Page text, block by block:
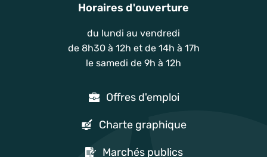
Horaires d'ouverture
du lundi au vendredi
de 8h30 à 12h et de 14h à 17h
le samedi de 9h à 12h
Offres d'emploi
Charte graphique
Marchés publics